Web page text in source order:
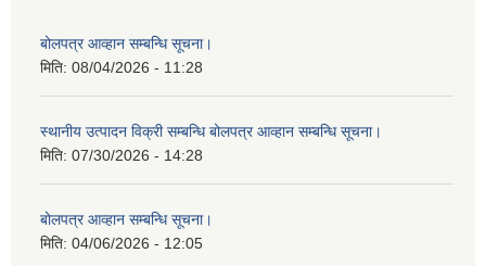
बोलपत्र आव्हान सम्बन्धि सूचना।
मिति: 08/04/2026 - 11:28
स्थानीय उत्पादन विक्री सम्बन्धि बोलपत्र आव्हान सम्बन्धि सूचना।
मिति: 07/30/2026 - 14:28
बोलपत्र आव्हान सम्बन्धि सूचना।
मिति: 04/06/2026 - 12:05